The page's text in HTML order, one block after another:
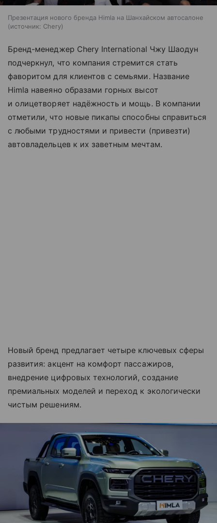
Презентация нового бренда Himla на Шанхайском автосалоне
источник: Chery
Бренд-менеджер Chery International Чжу Шаодун
подчеркнул, что компания стремится стать
фаворитом для клиентов с семьями. Название
Himla навеяно образами горных высот
и олицетворяет надёжность и мощь. В компании
отметили, что новые пикапы способны справиться
с любыми трудностями и привести (привезти)
автовладельцев к их заветным мечтам.
Новый бренд предлагает четыре ключевых сферы
развития: акцент на комфорт пассажиров,
внедрение цифровых технологий, создание
премиальных моделей и переход к экологически
чистым решениям.